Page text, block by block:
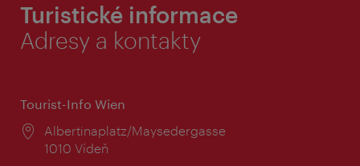
Turistické informace
Adresy a kontakty
Tourist-Info Wien
Místo:
Albertinaplatz/Maysedergasse
1010 Vídeň